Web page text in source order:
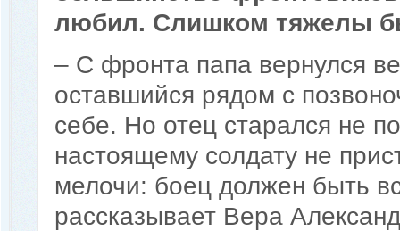
любил. Слишком тяжелы
– С фронта папа вернулся
оставшийся рядом с
себе. Но отец старался не
настоящему солдату не
мелочи: боец должен быть
рассказывает Вера